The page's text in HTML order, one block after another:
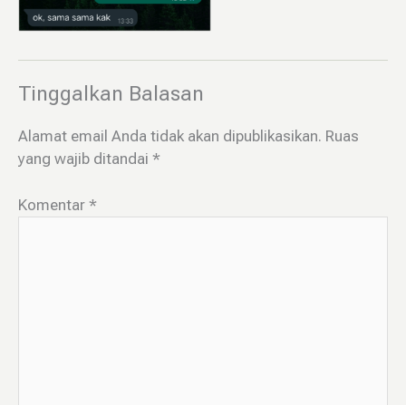
Tinggalkan Balasan
Alamat email Anda tidak akan dipublikasikan. Ruas
yang wajib ditandai *
Komentar *